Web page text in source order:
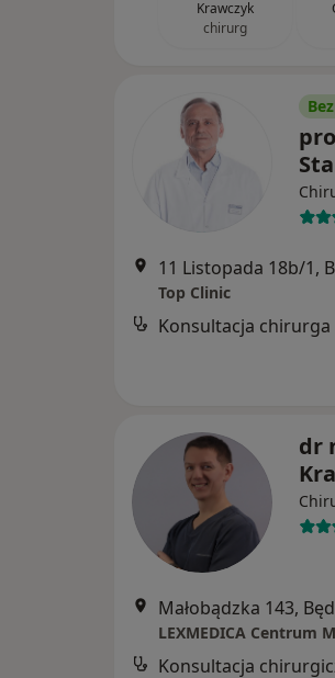
Krawczyk
chirurg
11 Listopada 18b/1,
Top Clinic
Konsultacja
dr
Małobądzka 143,
LEXMEDICA Centrum
Konsultacja